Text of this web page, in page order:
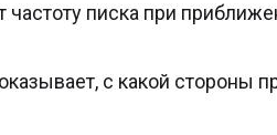
писка при
с какой стороны